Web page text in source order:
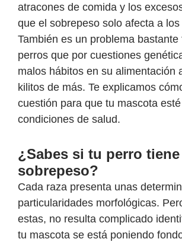
atracones de comida y los
que el sobrepeso solo afecta a
También es un problema bastante
perros que por cuestiones
malos hábitos en su alimentación
kilitos de más. Te explicamos
cuestión para que tu mascota
condiciones de salud.
¿Sabes si tu perro tiene
sobrepeso?
Cada raza presenta unas
particularidades morfológicas.
estas, no resulta complicado
tu mascota se está poniendo